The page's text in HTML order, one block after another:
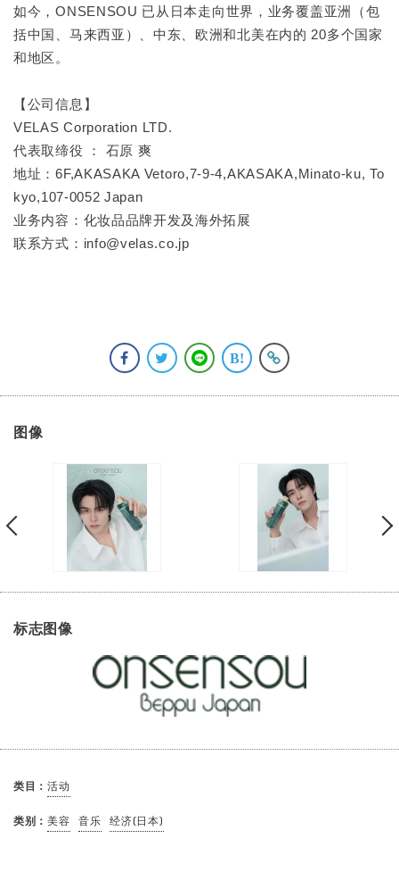
如今，ONSENSOU 已从日本走向世界，业务覆盖亚洲（包
括中国、马来西亚）、中东、欧洲和北美在内的 20多个国家
和地区。
【公司信息】
VELAS Corporation LTD.
代表取缔役 ： 石原 爽
地址：6F,AKASAKA Vetoro,7-9-4,AKASAKA,Minato-ku, To
kyo,107-0052 Japan
业务内容：化妆品品牌开发及海外拓展
联系方式：info@velas.co.jp
图像
标志图像
类目：活动
类别：美容 音乐 经济(日本)